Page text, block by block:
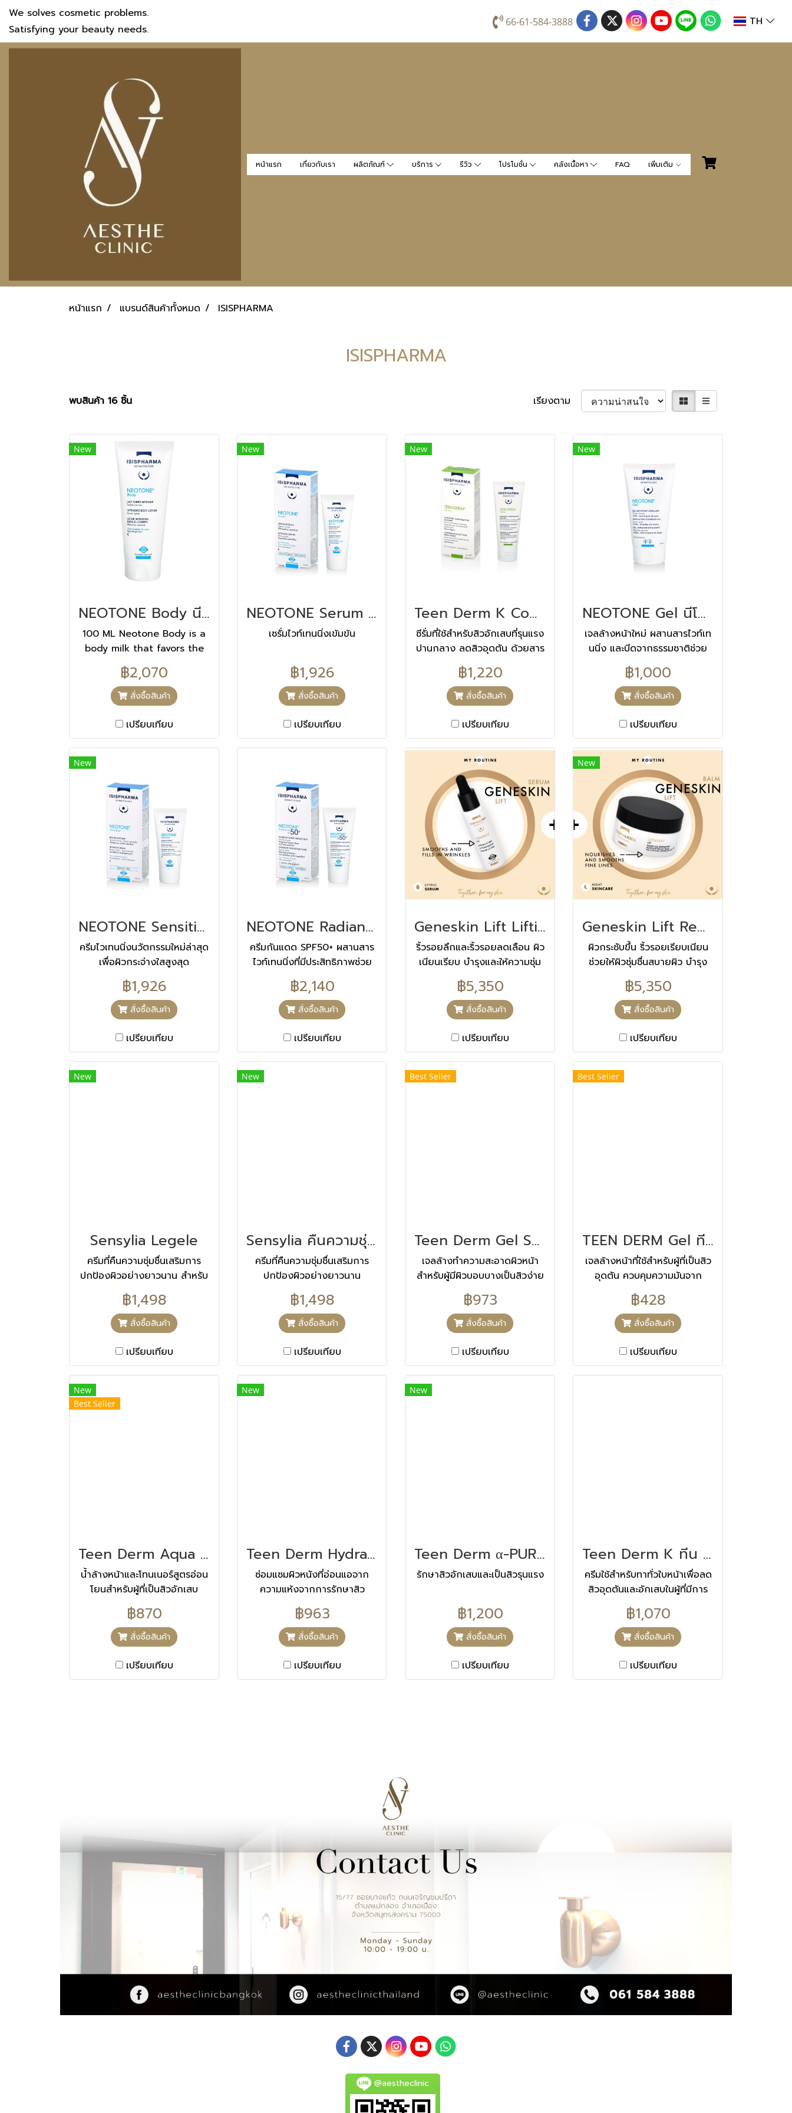
We solves cosmetic problems.
Satisfying your beauty needs.
66-61-584-3888 TH
หน้าแรก เกี่ยวกับเรา ผลิตภัณฑ์ บริการ รีวิว โปรโมชั่น คลังเนื้อหา FAQ เพิ่มเติม
หน้าแรก แบรนด์สินค้าทั้งหมด ISISPHARMA
ISISPHARMA
พบสินค้า 16 ชิ้น เรียงตาม
New
NEOTONE Body นีโอโทน บอดี้ 100 ML
100 ML Neotone Body is a
body milk that favors the
elimination of dark spots. It
addresses all the
development stages of
dark spots (before, during
and after their
appearance) while making
the skin more supple and
smooth. HOW TO USE IT ?
On clean skin at night Use
Neotone Body daily and
apply to areas where dark
spots are present. Is
suitable for use in sensitive
areas such as the
underarms and bikini line.
The milk can also be used
the linea nigra, that
unsightly dark line.
Dermatologically tested
This body milk offers
intense hydration. -NIGHT
USE- OUR CLINICAL
RESULTS Proven efficacy
Optimal tolerance and
hours* * Instrumental test
STEARATE, SODIUM
HYDROXIDE, AMMONIUM
ACRYLOYLDIMETHYLTAURATE/VP
COPOLYMER, 1,2-
HEXANEDIOL,
POLYSILICONE-11,
TRIMETHOXYBENZYL
XANTHAN GUM, BUTYLENE
GLYCOL, CHLORPHENESIN,
SODIUM LEVULINATE,
PARFUM (FRAGRANCE),
DIACETYL BOLDINE Main
Assets PRESENT IN THE
DEPI-ACT COMPLEX
Diacetyl boldine Favors skin
lightening. Pure liquorice
extractComes from
liquorice root and has a
powerful depigmenting
effect. NiacinamideVitamin
from the B3 group that
฿2,070
สั่งซื้อสินค้า
เปรียบเทียบ
New
NEOTONE Serum นีโอโทน เซรั่ม 30 ML
เซรั่มไวท์เทนนิ่งเข้มข้น
฿1,926
สั่งซื้อสินค้า
เปรียบเทียบ
New
Teen Derm K Concentrate
ซีรั่มที่ใช้สำหรับสิวอักเสบที่รุนแรง
ปานกลาง ลดสิวอุดตัน ด้วยสาร
สกัดจาก Avocado ที่ช่วย
ควบคุมความมัน และลดการอัด
เสบของสิวทำงานพร้อมกับสารที่
ให้ฤทธ์ิในการช่วยบรรเทาการ
อักเสบฆ่าเชื้อ และควบคุมความ
มัน อย่างล้ำลึก
฿1,220
สั่งซื้อสินค้า
เปรียบเทียบ
New
NEOTONE Gel นีโอโทนเจล 150 ML
เจลล้างหน้าใหม่ ผสานสารไวท์เท
นนิ่ง และบีดจากธรรมชาติช่วย
ผลัดเซลล์ผิว ช่วยให้ผิวกระจ่างใส
ลดจุดด่างดำในทุกๆวัน
฿1,000
สั่งซื้อสินค้า
เปรียบเทียบ
New
NEOTONE Sensitive นีโอโทน เซนซิทีฟ 30 ML
ครีมไวเทนนิ่งนวัตกรรมใหม่ล่าสุด
เพื่อผิวกระจ่างใสสูงสุด
฿1,926
สั่งซื้อสินค้า
เปรียบเทียบ
NEOTONE Radiance SPF 50+ นีโอโทน เรเดียนซ์ 30 ML
ครีมกันแดด SPF50+ ผสานสาร
ไวท์เทนนิ่งที่มีประสิทธิภาพช่วย
ป้องกันและบรรเทาฝ้า กระ จุด
ด่างดำ ช่วยให้สีผิวที่เข้มกว่าปกติ
จุดด่างดำฝ้า กระดูจางลงและ
กระจ่างใสขึ้น
฿2,140
สั่งซื้อสินค้า
เปรียบเทียบ
Geneskin Lift Lifting Serum
ริ้วรอยลึกและริ้วรอยลดเลือน ผิว
เนียนเรียบ บำรุงและให้ความชุ่ม
ชื่นยาวนาน 8 ชั่วโมง
฿5,350
สั่งซื้อสินค้า
เปรียบเทียบ
New
Geneskin Lift Redensifying Gel Balm
ผิวกระชับขึ้น ริ้วรอยเรียบเนียน
ช่วยให้ผิวชุ่มชื่นสบายผิว บำรุง
และให้ความชุ่มชื่นยาวนาน 8
ชั่วโมง
฿5,350
สั่งซื้อสินค้า
เปรียบเทียบ
New
Sensylia Legele
ครีมที่คืนความชุ่มชื่นเสริมการ
ปกป้องผิวอย่างยาวนาน สำหรับ
ผิวมัน นวัตกรรมใหม่ในเนื้อครีมที่
ช่วยให้ผิวที่ขาดน้ำ และถูกทำลาย
คืนความชุ่มชื่นตลอด 24 ชั่วโมง
฿1,498
สั่งซื้อสินค้า
เปรียบเทียบ
New
Sensylia คืนความชุ่มชื้นตลอด 24 ชั่วโมง
ครีมที่คืนความชุ่มชื่นเสริมการ
ปกป้องผิวอย่างยาวนาน
฿1,498
สั่งซื้อสินค้า
เปรียบเทียบ
Best Seller
Teen Derm Gel Sensitive ทีน เดิม เจล เซ็นซิทีฟ 250 ML
เจลล้างทำความสะอาดผิวหน้า
สำหรับผู้มีผิวบอบบางเป็นสิวง่าย
฿973
สั่งซื้อสินค้า
เปรียบเทียบ
Best Seller
TEEN DERM Gel ทีน เดิม เจล 40 ML
เจลล้างหน้าที่ใช้สำหรับผู้ที่เป็นสิว
อุดตัน ควบคุมความมันจาก
ธรรมชาติ และให้ความชุ่มชื่นแก่ผิว
฿428
สั่งซื้อสินค้า
เปรียบเทียบ
New
Best Seller
Teen Derm Aqua ทีน เดิม อควา 250 ML
น้ำล้างหน้าและโทนเนอร์สูตรอ่อน
โยนสำหรับผู้ที่เป็นสิวอักเสบ
รุนแรงด้วยสารสกัดจากโวคาโด
ช่วยลดการอักเสบ ควบคุม ความ
มัน และควบคุม ฮอร์โมนแอนโดร
เจน บอสเวลลิคเอซิด ช่วยลดการ
อักเสบของสิว
฿870
สั่งซื้อสินค้า
เปรียบเทียบ
New
Teen Derm Hydra ทีน เดิม ไฮดรา 40 ML
ซ่อมแซมผิวหนังที่อ่อนแอจาก
ความแห้งจากการรักษาสิว
฿963
สั่งซื้อสินค้า
เปรียบเทียบ
New
Teen Derm α-PURE ทีน เดิม อัลฟ่า เพียว 30 ML
รักษาสิวอักเสบและเป็นสิวรุนแรง
฿1,200
สั่งซื้อสินค้า
เปรียบเทียบ
Teen Derm K ทีน เดิม เค 40 ML
ครีมใช้สำหรับทาทั่วใบหน้าเพื่อลด
สิวอุดตันและอักเสบในผู้ที่มีการ
อักเสบและติดเชื้อของสิว ลด
ความมันบนใบหน้าตลอดวัน
ยับยั้งสิวที่เกิดจากฮอร์โมน
฿1,070
สั่งซื้อสินค้า
เปรียบเทียบ
@aestheclinic